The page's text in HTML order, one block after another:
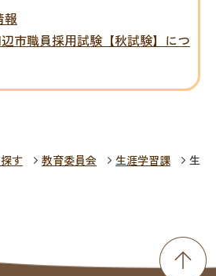
報
市職員採用試験【秋試験】につ
す 教育委員会 生涯学習課
生